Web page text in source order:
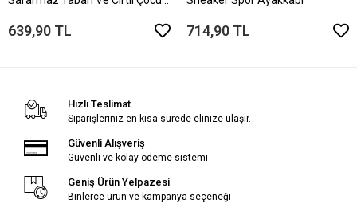
639,90 TL 714,90 TL
Hızlı Teslimat
Siparişleriniz en kısa sürede elinize ulaşır.
Güvenli Alışveriş
Güvenli ve kolay ödeme sistemi
Geniş Ürün Yelpazesi
Binlerce ürün ve kampanya seçeneği